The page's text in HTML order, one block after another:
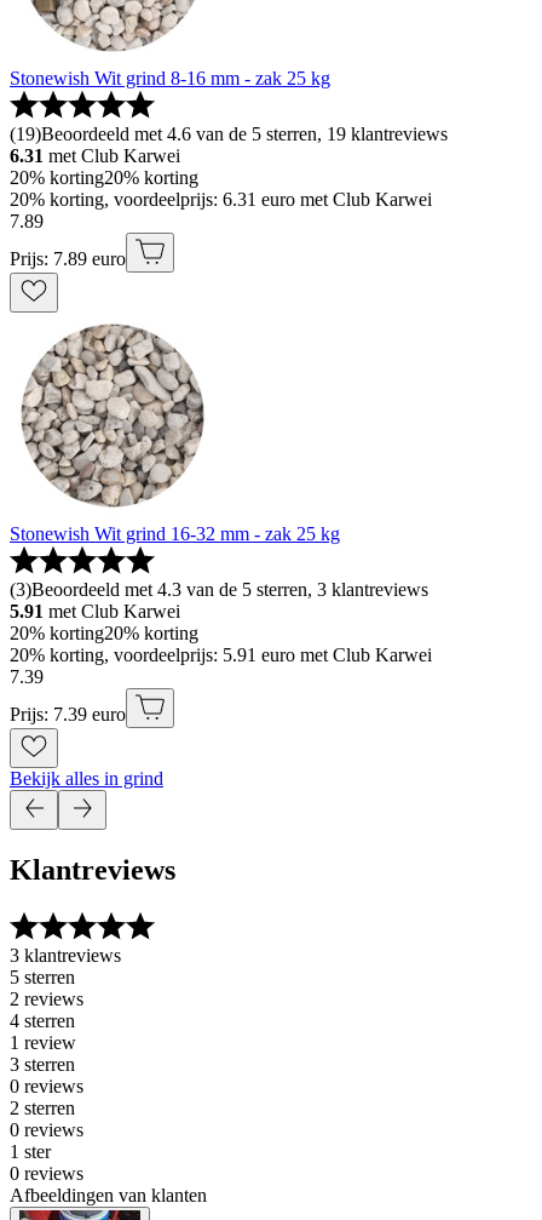
Stonewish Wit grind 8-16 mm - zak 25 kg
(19)Beoordeeld met 4.6 van de 5 sterren, 19 klantreviews
6.31 met Club Karwei
20% korting20% korting
20% korting, voordeelprijs: 6.31 euro met Club Karwei
7.89
Prijs: 7.89 euro
Stonewish Wit grind 16-32 mm - zak 25 kg
(3)Beoordeeld met 4.3 van de 5 sterren, 3 klantreviews
5.91 met Club Karwei
20% korting20% korting
20% korting, voordeelprijs: 5.91 euro met Club Karwei
7.39
Prijs: 7.39 euro
Bekijk alles in grind
Klantreviews
3 klantreviews
5 sterren
2 reviews
4 sterren
1 review
3 sterren
0 reviews
2 sterren
0 reviews
1 ster
0 reviews
Afbeeldingen van klanten